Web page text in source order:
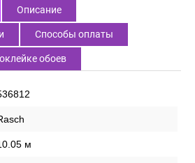
Описание
Способы оплаты
обоев
м